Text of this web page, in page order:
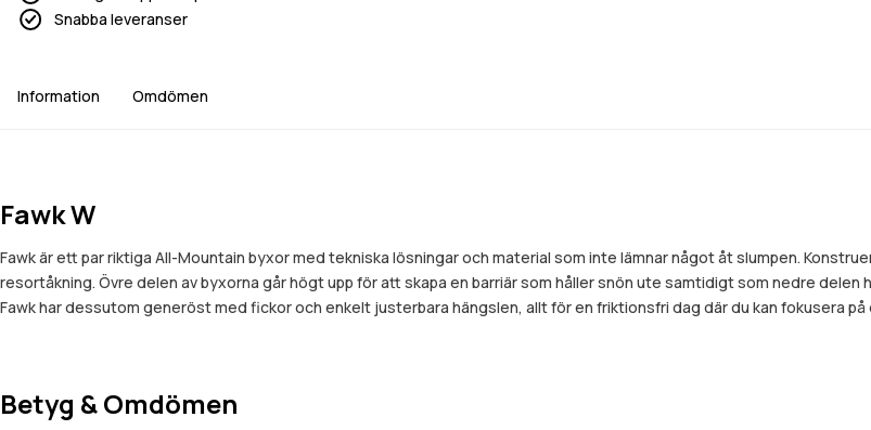
Snabba leveranser
Information Omdömen
Fawk W
Fawk är ett par riktiga All-Mountain byxor med tekniska lösningar och material som inte lämnar något åt slumpen.
resortåkning. Övre delen av byxorna går högt upp för att skapa en barriär som håller snön ute samtidigt som nedre
Fawk har dessutom generöst med fickor och enkelt justerbara hängslen, allt för en friktionsfri dag där du kan fokusera
Betyg & Omdömen